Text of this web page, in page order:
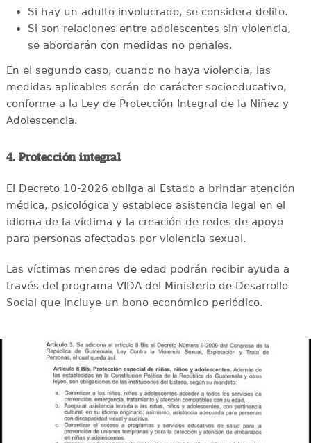
Si hay un adulto involucrado, se considera delito.
Si son relaciones entre adolescentes sin violencia,
se abordarán con medidas no penales.
En el segundo caso, cuando no haya violencia, las
medidas aplicables serán de carácter socioeducativo,
conforme a la Ley de Protección Integral de la Niñez y
Adolescencia.
4. Protección integral
El Decreto 10-2026 obliga al Estado a brindar atención
médica, psicológica y establece asistencia legal en el
idioma de la víctima y la creación de redes de apoyo
para personas afectadas por violencia sexual.
Las víctimas menores de edad podrán recibir ayuda a
través del programa VIDA del Ministerio de Desarrollo
Social que incluye un bono económico periódico.